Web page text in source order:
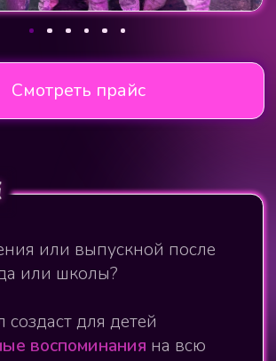
семейный
беззаботного
и веселья! В нашем
воспоминания,
с вами на всю жизнь
прайс